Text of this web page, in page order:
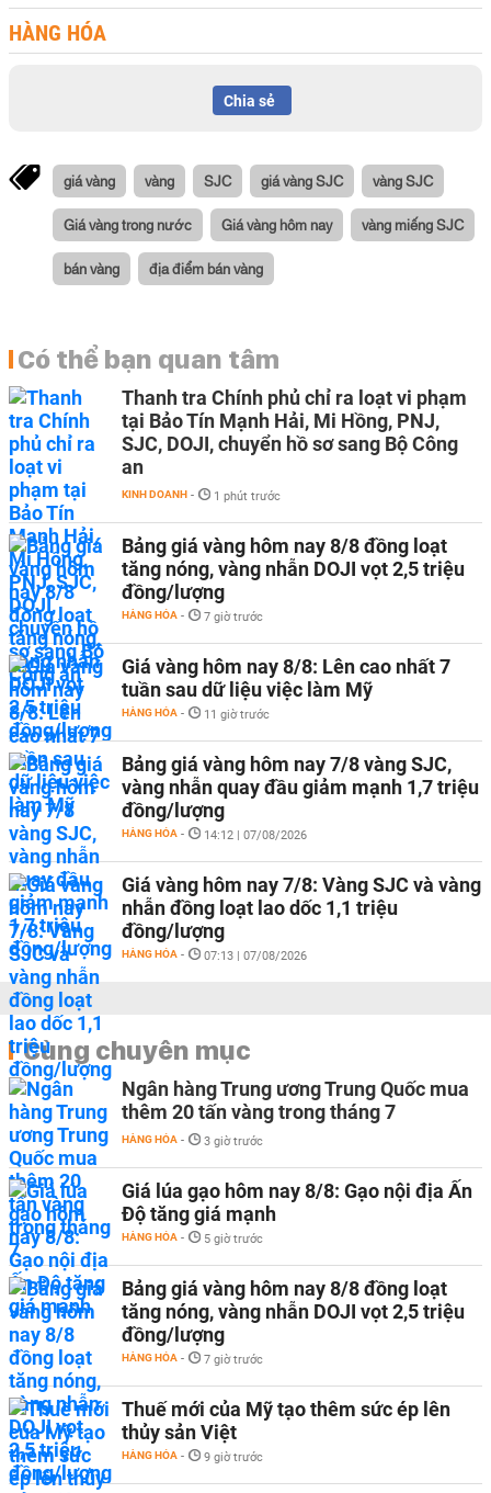
HÀNG HÓA
Chia sẻ
giá vàng vàng SJC giá vàng SJC vàng SJC
Giá vàng trong nước Giá vàng hôm nay vàng miếng SJC
bán vàng địa điểm bán vàng
Có thể bạn quan tâm
Thanh tra Chính phủ chỉ ra loạt vi phạm
tại Bảo Tín Mạnh Hải, Mi Hồng, PNJ,
SJC, DOJI, chuyển hồ sơ sang Bộ Công
an
KINH DOANH - 1 phút trước
Bảng giá vàng hôm nay 8/8 đồng loạt
tăng nóng, vàng nhẫn DOJI vọt 2,5 triệu
đồng/lượng
HÀNG HÓA - 7 giờ trước
Giá vàng hôm nay 8/8: Lên cao nhất 7
tuần sau dữ liệu việc làm Mỹ
HÀNG HÓA - 11 giờ trước
Bảng giá vàng hôm nay 7/8 vàng SJC,
vàng nhẫn quay đầu giảm mạnh 1,7 triệu
đồng/lượng
HÀNG HÓA - 14:12 | 07/08/2026
Giá vàng hôm nay 7/8: Vàng SJC và vàng
nhẫn đồng loạt lao dốc 1,1 triệu
đồng/lượng
HÀNG HÓA - 07:13 | 07/08/2026
Cùng chuyên mục
Ngân hàng Trung ương Trung Quốc mua
thêm 20 tấn vàng trong tháng 7
HÀNG HÓA - 3 giờ trước
Giá lúa gạo hôm nay 8/8: Gạo nội địa Ấn
Độ tăng giá mạnh
HÀNG HÓA - 5 giờ trước
Bảng giá vàng hôm nay 8/8 đồng loạt
tăng nóng, vàng nhẫn DOJI vọt 2,5 triệu
đồng/lượng
HÀNG HÓA - 7 giờ trước
Thuế mới của Mỹ tạo thêm sức ép lên
thủy sản Việt
HÀNG HÓA - 9 giờ trước